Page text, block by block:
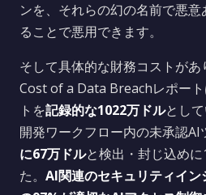
ンを、それらの幻の名前で悪
ることで悪用できます。
そして具体的な財務コストが
Cost of a Data Breachレポー
トを記録的な1022万ドルとし
開発ワークフロー内の未承認
に67万ドルと検出・封じ込め
た。 AI関連のセキュリティイ